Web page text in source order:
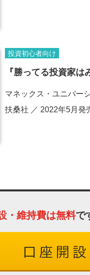
投資初心者向け
『勝ってる投資家は
マネックス・ユニバー
扶桑社 ／ 2022年5月発
・維持費は無料で